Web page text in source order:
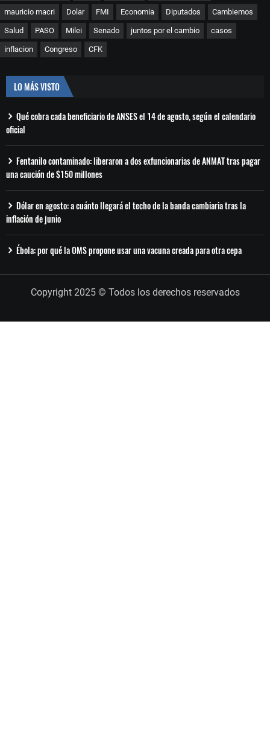
mauricio macri Dolar FMI Economia Diputados Cambiemos
Salud PASO Milei Senado juntos por el cambio casos
inflacion Congreso CFK
LO MÁS VISTO
Qué cobra cada beneficiario de ANSES el 14 de agosto, según el calendario
oficial
Fentanilo contaminado: liberaron a dos exfuncionarias de ANMAT tras pagar
una caución de $150 millones
Dólar en agosto: a cuánto llegará el techo de la banda cambiaria tras la
inflación de junio
Ébola: por qué la OMS propone usar una vacuna creada para otra cepa
Copyright 2025 © Todos los derechos reservados